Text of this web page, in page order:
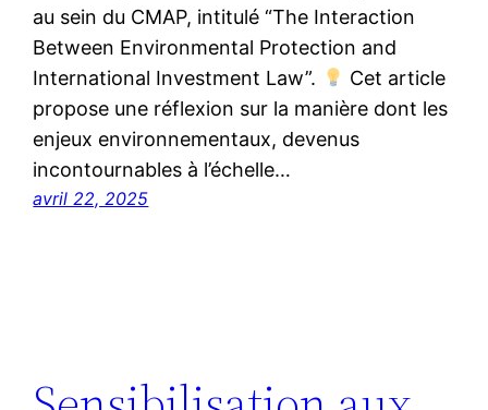
au sein du CMAP, intitulé “The Interaction
Between Environmental Protection and
International Investment Law”.
Cet article
propose une réflexion sur la manière dont les
enjeux environnementaux, devenus
incontournables à l’échelle…
avril 22, 2025